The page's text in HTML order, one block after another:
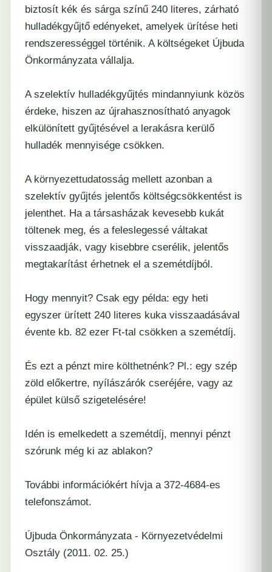
biztosít kék és sárga színű 240 literes, zárható
hulladékgyűjtő edényeket, amelyek ürítése heti
rendszerességgel történik. A költségeket Újbuda
Önkormányzata vállalja.
A szelektív hulladékgyűjtés mindannyiunk közös
érdeke, hiszen az újrahasznosítható anyagok
elkülönített gyűjtésével a lerakásra kerülő
hulladék mennyisége csökken.
A környezettudatosság mellett azonban a
szelektív gyűjtés jelentős költségcsökkentést is
jelenthet. Ha a társasházak kevesebb kukát
töltenek meg, és a feleslegessé váltakat
visszaadják, vagy kisebbre cserélik, jelentős
megtakarítást érhetnek el a szemétdíjból.
Hogy mennyit? Csak egy példa: egy heti
egyszer ürített 240 literes kuka visszaadásával
évente kb. 82 ezer Ft-tal csökken a szemétdíj.
És ezt a pénzt mire költhetnénk? Pl.: egy szép
zöld előkertre, nyílászárók cseréjére, vagy az
épület külső szigetelésére!
Idén is emelkedett a szemétdíj, mennyi pénzt
szórunk még ki az ablakon?
További információkért hívja a 372-4684-es
telefonszámot.
Újbuda Önkormányzata - Környezetvédelmi
Osztály (2011. 02. 25.)